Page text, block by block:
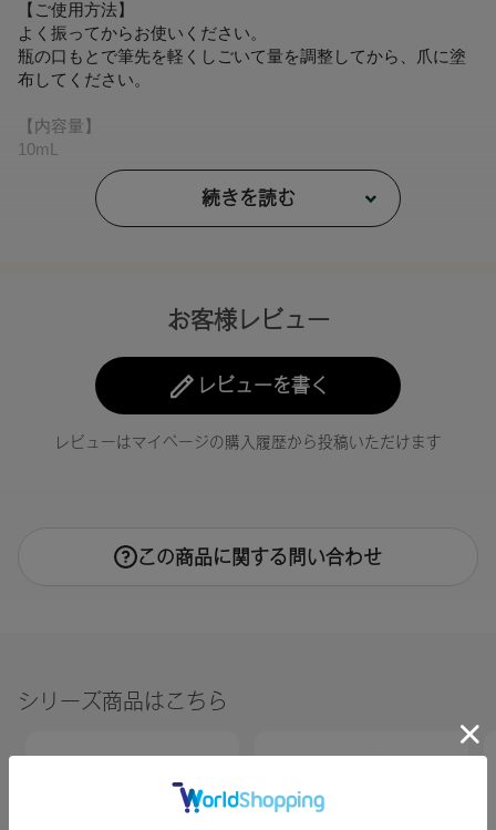
【ご使用方法】
よく振ってからお使いください。
瓶の口もとで筆先を軽くしごいて量を調整してから、爪に塗
布してください。
【内容量】
10mL
【商品サイズ】
W25×H72×D25㎜
（アジピン酸/ネオペンチルグリコール/無水トリメリト酸）コ
ポリマー、クエン酸アセチルトリブチル、クエン酸トリエチ
ル、安息香酸スクロース、アクリレーツコポリマー、ステア
ラルコニウムベントナイト、t-ブチルメトキシジベンゾイルメ
タン、（アクリレーツ/メタクリル酸トリス（トリメチルシロ
リカ、ジ安息香酸DPG、ジ（C12-15）パレス-2リン酸、メチ
チン酸アスコルビル、酸化鉄、ホウケイ酸（Ca/チタン）、赤
202、酸化チタン、酸化スズ、黄4、コンジョウ
店舗でお問い合わせの際には、下記品番をお伝え下さい。
続きを読む
お客様レビュー
レビューを書く
レビューはマイページの購入履歴から投稿いただけます
この商品に関する問い合わせ
シリーズ商品はこちら